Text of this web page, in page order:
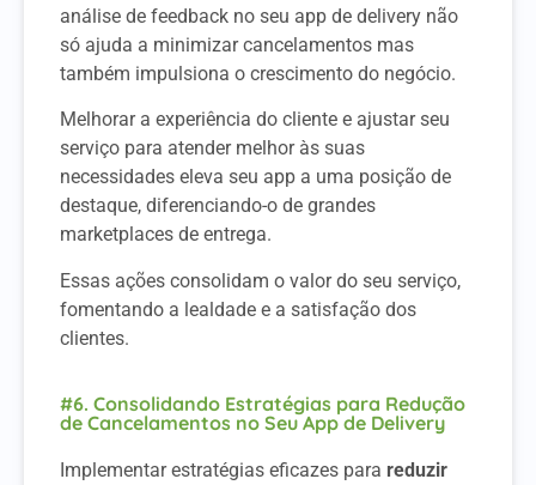
análise de feedback no seu app de delivery não
só ajuda a minimizar cancelamentos mas
também impulsiona o crescimento do negócio.
Melhorar a experiência do cliente e ajustar seu
serviço para atender melhor às suas
necessidades eleva seu app a uma posição de
destaque, diferenciando-o de grandes
marketplaces de entrega.
Essas ações consolidam o valor do seu serviço,
fomentando a lealdade e a satisfação dos
clientes.
#6. Consolidando Estratégias para Redução
de Cancelamentos no Seu App de Delivery
Implementar estratégias eficazes para reduzir